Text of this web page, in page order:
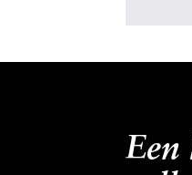
Een